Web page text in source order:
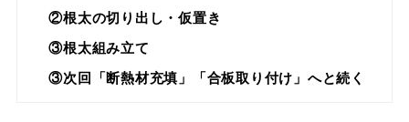
②根太の切り出し・仮置き
③根太組み立て
③次回「断熱材充填」「合板取り付け」へと続く